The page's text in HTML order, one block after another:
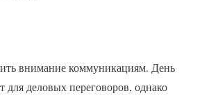
внимание коммуникациям. День
для деловых переговоров, однако